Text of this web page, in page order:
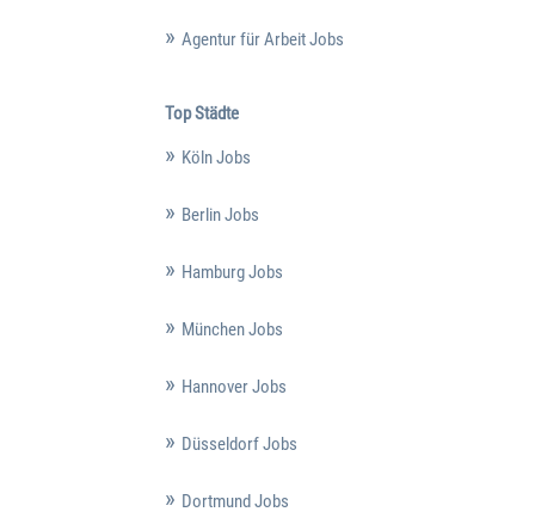
Agentur für Arbeit Jobs
Top Städte
Köln Jobs
Berlin Jobs
Hamburg Jobs
München Jobs
Hannover Jobs
Düsseldorf Jobs
Dortmund Jobs